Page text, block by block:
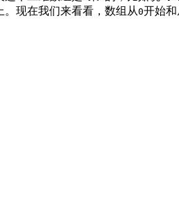
上。现在我们来看看，数组从0开始和